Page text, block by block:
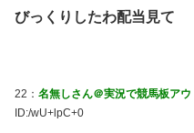
びっくりしたわ配当見て
22： 名無しさん＠実況で競馬板アウ
ID:/wU+lpC+0